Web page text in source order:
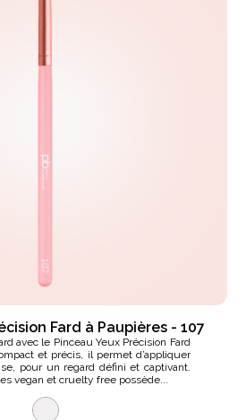
Fard à Paupières - 107
avec le Pinceau Yeux Précision Fard
et précis, il permet d’appliquer
pour un regard défini et captivant.
vegan et cruelty free possède...